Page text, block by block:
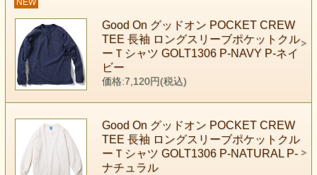
NEW
Good On グッドオン POCKET CREW
TEE 長袖 ロングスリーブポケットクル
ーＴシャツ GOLT1306 P-NAVY P-ネイ
ビー
価格:7,120円(税込)
Good On グッドオン POCKET CREW
TEE 長袖 ロングスリーブポケットクル
ーＴシャツ GOLT1306 P-NATURAL P-
ナチュラル